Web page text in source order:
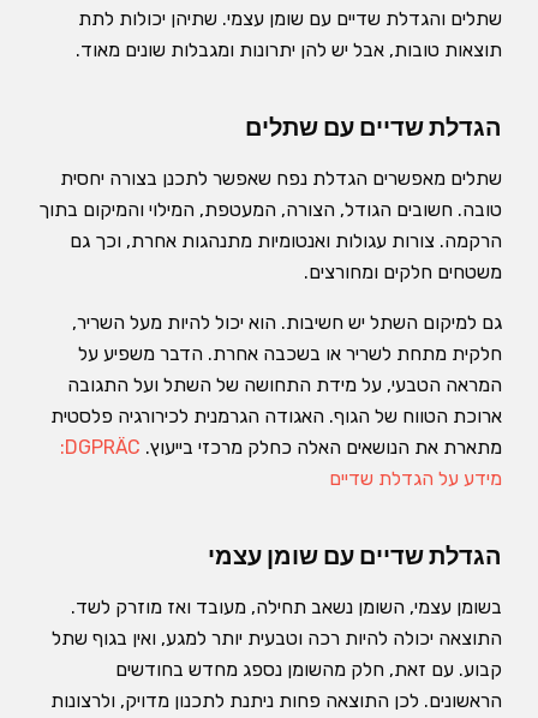
שתלים והגדלת שדיים עם שומן עצמי. שתיהן יכולות לתת
תוצאות טובות, אבל יש להן יתרונות ומגבלות שונים מאוד.
הגדלת שדיים עם שתלים
שתלים מאפשרים הגדלת נפח שאפשר לתכנן בצורה יחסית
טובה. חשובים הגודל, הצורה, המעטפת, המילוי והמיקום בתוך
הרקמה. צורות עגולות ואנטומיות מתנהגות אחרת, וכך גם
משטחים חלקים ומחורצים.
גם למיקום השתל יש חשיבות. הוא יכול להיות מעל השריר,
חלקית מתחת לשריר או בשכבה אחרת. הדבר משפיע על
המראה הטבעי, על מידת התחושה של השתל ועל התגובה
ארוכת הטווח של הגוף. האגודה הגרמנית לכירורגיה פלסטית
מתארת את הנושאים האלה כחלק מרכזי בייעוץ.
DGPRÄC:
מידע על הגדלת שדיים
הגדלת שדיים עם שומן עצמי
בשומן עצמי, השומן נשאב תחילה, מעובד ואז מוזרק לשד.
התוצאה יכולה להיות רכה וטבעית יותר למגע, ואין בגוף שתל
קבוע. עם זאת, חלק מהשומן נספג מחדש בחודשים
הראשונים. לכן התוצאה פחות ניתנת לתכנון מדויק, ולרצונות